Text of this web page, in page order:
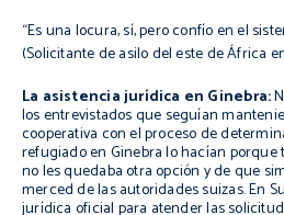
“Es una locura, sí, pero confío en el
(Solicitantede asilo del este de África
La asistencia jurídica en Ginebra:
los entrevistados que seguían
cooperativa con el proceso de
refugiado en Ginebra lo hacían
no les quedaba otra opción y de que
merced de las autoridades suizas. En
jurídica oficial para atender las